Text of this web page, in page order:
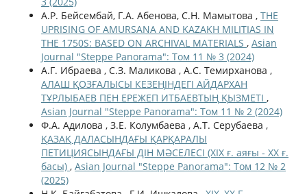
А.Р. Бейсембай, Г.А. Абенова, С.Н. Мамытова , THE
UPRISING OF AMURSANA AND KAZAKH MILITIAS IN
THE 1750S: BASED ON ARCHIVAL MATERIALS , Asian
Journal "Steppe Panorama": Том 11 № 3 (2024)
А.Г. Ибраева , С.З. Маликова , А.С. Темирханова ,
АЛАШ ҚОЗҒАЛЫСЫ КЕЗЕҢІНДЕГІ АЙДАРХАН
ТҰРЛЫБАЕВ ПЕН ЕРЕЖЕП ИТБАЕВТЫҢ ҚЫЗМЕТІ ,
Asian Journal "Steppe Panorama": Том 11 № 2 (2024)
Ф.А. Адилова , З.Е. Колумбаева , А.Т. Серубаева ,
ҚАЗАҚ ДАЛАСЫНДАҒЫ ҚАРҚАРАЛЫ
ПЕТИЦИЯСЫНДАҒЫ ДІН МӘСЕЛЕСІ (ХІХ ғ. аяғы - ХХ ғ.
басы) , Asian Journal "Steppe Panorama": Том 12 № 2
(2025)